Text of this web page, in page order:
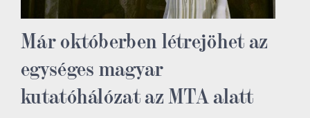
Már októberben létrejöhet az
egységes magyar
kutatóhálózat az MTA alatt